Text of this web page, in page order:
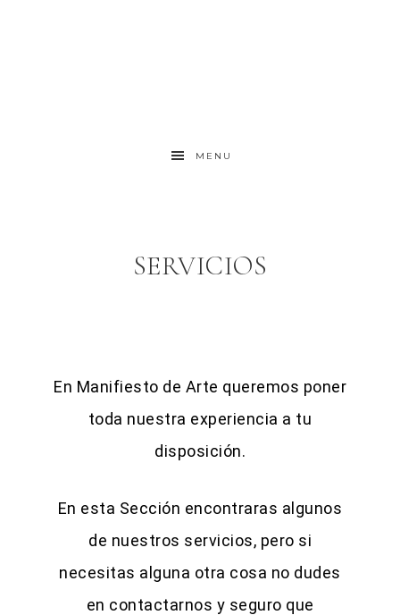
MENU
SERVICIOS
En Manifiesto de Arte queremos poner
toda nuestra experiencia a tu
disposición.
En esta Sección encontraras algunos
de nuestros servicios, pero si
necesitas alguna otra cosa no dudes
en contactarnos y seguro que